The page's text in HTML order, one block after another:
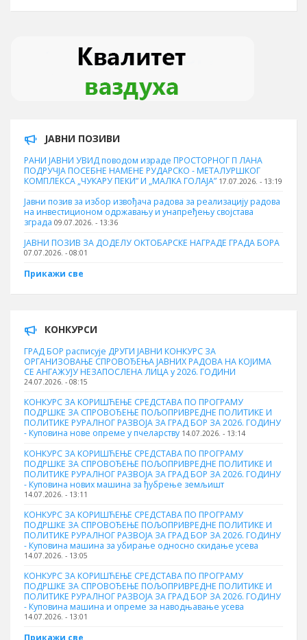
ЈАВНИ ПОЗИВИ
РАНИ ЈАВНИ УВИД поводом израде ПРОСТОРНОГ П ЛАНА
ПОДРУЧЈА ПОСЕБНЕ НАМЕНЕ РУДАРСКО - МЕТАЛУРШКОГ
КОМПЛЕКСА „ЧУКАРУ ПЕКИ” И „МАЛКА ГОЛАЈА” 17.07.2026. - 13:19
Јавни позив за избор извођача радова за реализацију радова
на инвестиционом одржавању и унапређењу својстава
зграда 09.07.2026. - 13:36
ЈАВНИ ПОЗИВ ЗА ДОДЕЛУ ОКТOБАРСКЕ НАГРАДЕ ГРАДА БОРА
07.07.2026. - 08:01
Прикажи све
КОНКУРСИ
ГРАД БОР расписује ДРУГИ ЈАВНИ КОНКУРС ЗА
ОРГАНИЗОВАЊЕ СПРОВОЂЕЊА ЈАВНИХ РАДОВА НА КОЈИМА
СЕ АНГАЖУЈУ НЕЗАПОСЛЕНА ЛИЦА у 2026. ГОДИНИ
24.07.2026. - 08:15
КОНКУРС ЗА КОРИШЋЕЊЕ СРЕДСТАВА ПО ПРОГРАМУ
ПОДРШКЕ ЗА СПРОВОЂЕЊЕ ПОЉОПРИВРЕДНЕ ПОЛИТИКЕ И
ПОЛИТИКЕ РУРАЛНОГ РАЗВОЈА ЗА ГРАД БОР ЗА 2026. ГОДИНУ
- Куповина нове опреме у пчеларству 14.07.2026. - 13:14
КОНКУРС ЗА КОРИШЋЕЊЕ СРЕДСТАВА ПО ПРОГРАМУ
ПОДРШКЕ ЗА СПРОВОЂЕЊЕ ПОЉОПРИВРЕДНЕ ПОЛИТИКЕ И
ПОЛИТИКЕ РУРАЛНОГ РАЗВОЈА ЗА ГРАД БОР ЗА 2026. ГОДИНУ
- Куповина нових машина за ђубрење земљишт
14.07.2026. - 13:11
КОНКУРС ЗА КОРИШЋЕЊЕ СРЕДСТАВА ПО ПРОГРАМУ
ПОДРШКЕ ЗА СПРОВОЂЕЊЕ ПОЉОПРИВРЕДНЕ ПОЛИТИКЕ И
ПОЛИТИКЕ РУРАЛНОГ РАЗВОЈА ЗА ГРАД БОР ЗА 2026. ГОДИНУ
- Куповинa машина за убирање односно скидање усева
14.07.2026. - 13:05
КОНКУРС ЗА КОРИШЋЕЊЕ СРЕДСТАВА ПО ПРОГРАМУ
ПОДРШКЕ ЗА СПРОВОЂЕЊЕ ПОЉОПРИВРЕДНЕ ПОЛИТИКЕ И
ПОЛИТИКЕ РУРАЛНОГ РАЗВОЈА ЗА ГРАД БОР ЗА 2026. ГОДИНУ
- Куповина машина и опреме за наводњавање усева
14.07.2026. - 13:01
Прикажи све